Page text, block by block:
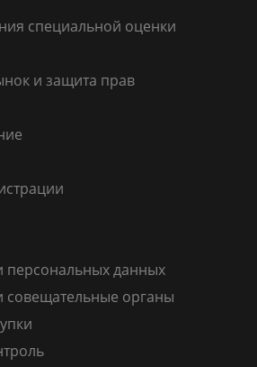
специальной оценки
и защита прав
персональных данных
органы